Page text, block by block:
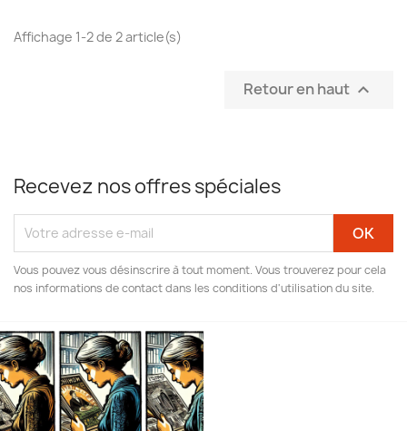
Affichage 1-2 de 2 article(s)
Retour en haut 
Recevez nos offres spéciales
Vous pouvez vous désinscrire à tout moment. Vous trouverez pour cela
nos informations de contact dans les conditions d'utilisation du site.